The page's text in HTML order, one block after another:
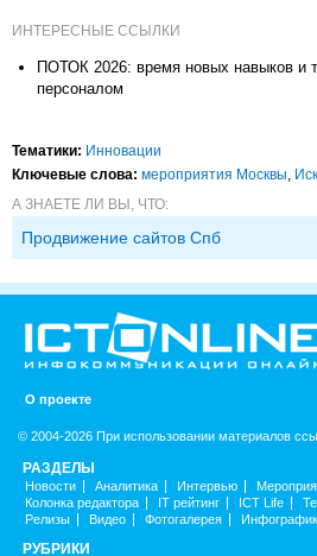
ИНТЕРЕСНЫЕ ССЫЛКИ
ПОТОК 2026: время новых навыков и
персоналом
Тематики: Инновации
Ключевые слова: мероприятия Москвы
А ЗНАЕТЕ ЛИ ВЫ, ЧТО:
Продвижение сайтов Спб
О проекте
© 2004-2026 При использовании материалов
РАЗДЕЛЫ
Новости Аналитика Интервью
Колонка редактора
IT рейтинг ICT Life
Релизы
Видео Фотогалерея
РУБРИКИ